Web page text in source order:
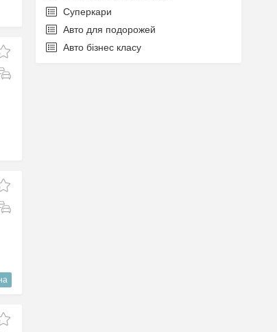
Суперкари
Авто для подорожей
Авто бізнес класу